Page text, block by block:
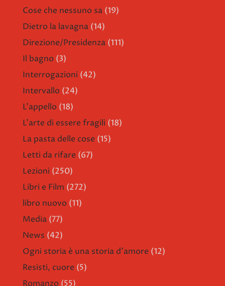
Cose che nessuno sa (19)
Dietro la lavagna (14)
Direzione/Presidenza (111)
Il bagno (3)
Interrogazioni (42)
Intervallo (24)
L'appello (18)
L'arte di essere fragili (18)
La pasta delle cose (15)
Letti da rifare (67)
Lezioni (250)
Libri e Film (272)
libro nuovo (11)
Media (77)
News (42)
Ogni storia è una storia d'amore (12)
Resisti, cuore (5)
Romanzo (55)